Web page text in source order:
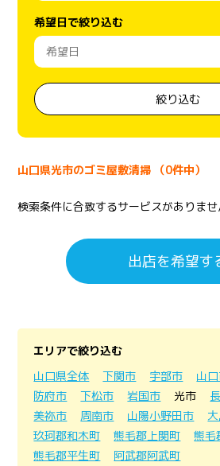
希望日で絞り込む
絞り込む
山口県光市のゴミ屋敷清掃 （0件中）
検索条件に合致するサービスがありませ
出店を希望す
エリアで絞り込む
山口県全体
下関市 宇部市 山
防府市
下松市 岩国市 光市
美祢市
周南市 山陽小野田市
玖珂郡和木町
熊毛郡上関町
熊毛
熊毛郡平生町
阿武郡阿武町